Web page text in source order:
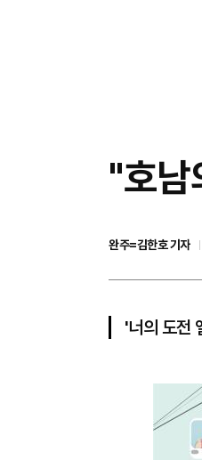
"호남
완주=김한호 기자
'너의 도전